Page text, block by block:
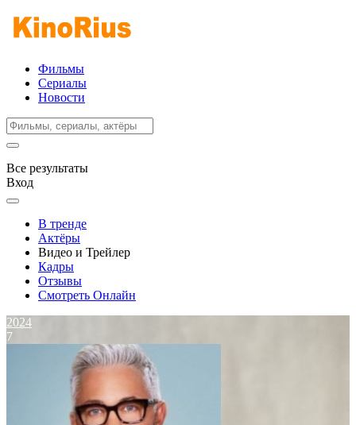
Фильмы
Сериалы
Новости
Все результаты
Вход
В тренде
Актёры
Видео и Трейлер
Кадры
Отзывы
Смотреть Онлайн
2024
7